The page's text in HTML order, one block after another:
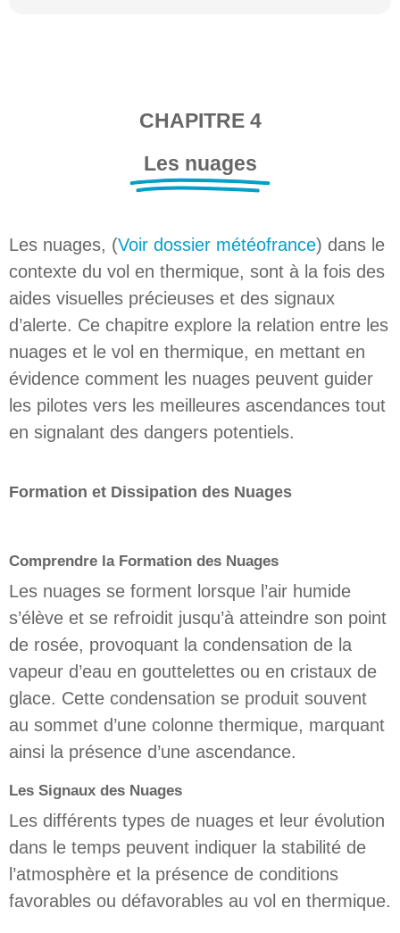
CHAPITRE 4
Les nuages
Les nuages, (Voir dossier météofrance) dans le
contexte du vol en thermique, sont à la fois des
aides visuelles précieuses et des signaux
d’alerte. Ce chapitre explore la relation entre les
nuages et le vol en thermique, en mettant en
évidence comment les nuages peuvent guider
les pilotes vers les meilleures ascendances tout
en signalant des dangers potentiels.
Formation et Dissipation des Nuages
Comprendre la Formation des Nuages
Les nuages se forment lorsque l’air humide
s’élève et se refroidit jusqu’à atteindre son point
de rosée, provoquant la condensation de la
vapeur d’eau en gouttelettes ou en cristaux de
glace. Cette condensation se produit souvent
au sommet d’une colonne thermique, marquant
ainsi la présence d’une ascendance.
Les Signaux des Nuages
Les différents types de nuages et leur évolution
dans le temps peuvent indiquer la stabilité de
l’atmosphère et la présence de conditions
favorables ou défavorables au vol en thermique.